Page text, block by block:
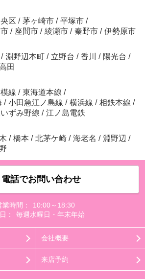
区 / 茅ヶ崎市 / 平塚市 /
/ 座間市 / 綾瀬市 / 秦野市 / 伊勢原市
/ 淵野辺本町 / 立野台 / 香川 / 陽光台 /
田
線 / 東海道本線 /
/ 小田急江ノ島線 / 横浜線 / 相鉄本線 /
ずみ野線 / 江ノ島電鉄
/ 橋本 / 北茅ケ崎 / 海老名 / 淵野辺 /
電話でお問い合わせ
業時間：
10:00～18:30
：
毎週水曜日・年末年始
会社概要
来店予約